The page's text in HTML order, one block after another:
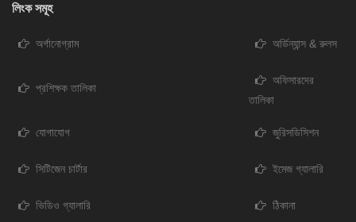
লিংক সমূহ
অর্গানোগ্রাম অর্ডিন্যান্স & রুলস
প্রশিক্ষক তালিকা
অফিসারদের
তালিকা
যোগাযোগ জুরিসডিসিশন
সিটিজেন চার্টার ইমেজ গ্যালারি
ভিডিও গ্যালারি ঠিকানা